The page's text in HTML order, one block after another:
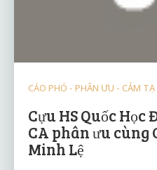
CÁO PHÓ - PHÂN ƯU - CẢM TẠ
Cựu HS Quốc Học
CA phân ưu cùng
Minh Lệ